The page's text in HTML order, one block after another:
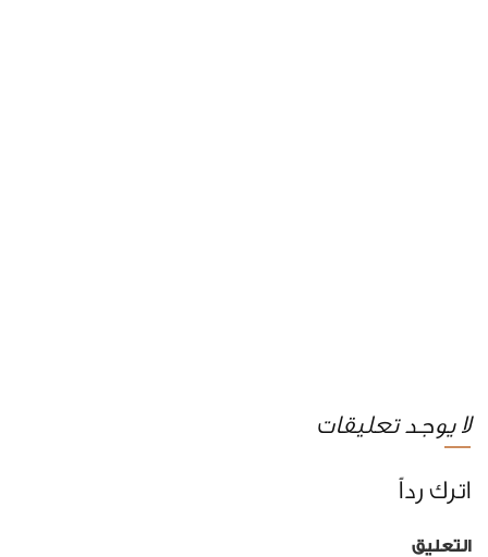
لا يوجد تعليقات
اترك رداً
التعليق